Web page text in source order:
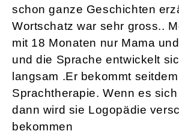
schon ganze Geschichten
Wortschatz war sehr gross..
mit 18 Monaten nur Mama
und die Sprache entwickelt
langsam .Er bekommt seitdem
Sprachtherapie. Wenn es
dann wird sie Logopädie
bekommen